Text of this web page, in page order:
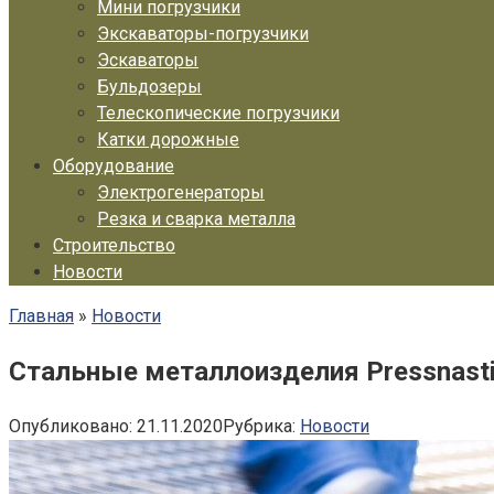
Мини погрузчики
Экскаваторы-погрузчики
Эскаваторы
Бульдозеры
Телескопические погрузчики
Катки дорожные
Оборудование
Электрогенераторы
Резка и сварка металла
Строительство
Новости
Главная » Новости
Стальные металлоизделия
Опубликовано: 21.11.2020Рубрика: Новости